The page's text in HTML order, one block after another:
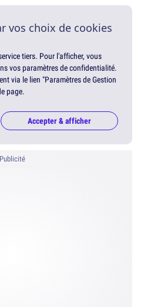
vos choix de cookies
tiers. Pour l'afficher, vous
vos paramètres de confidentialité.
via le lien "Paramètres de Gestion
page.
Accepter & afficher
Publicité